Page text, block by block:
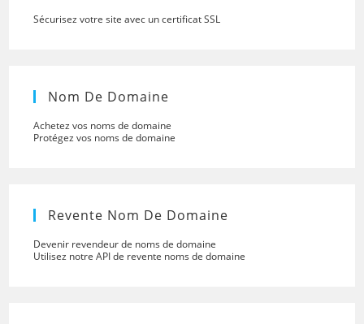
Sécurisez votre site avec un certificat SSL
Nom De Domaine
Achetez vos noms de domaine
Protégez vos noms de domaine
Revente Nom De Domaine
Devenir revendeur de noms de domaine
Utilisez notre API de revente noms de domaine